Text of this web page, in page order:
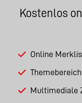
Kostenlos
Online
Multimediale